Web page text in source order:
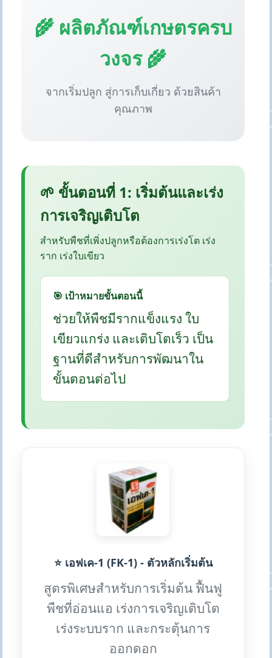
🌾 ผลิตภัณฑ์เกษตรครบ
วงจร 🌾
จากเริ่มปลูก สู่การเก็บเกี่ยว ด้วยสินค้า
คุณภาพ
🌱 ขั้นตอนที่ 1: เริ่มต้นและเร่ง
การเจริญเติบโต
สำหรับพืชที่เพิ่งปลูกหรือต้องการเร่งโต เร่ง
ราก เร่งใบเขียว
🎯 เป้าหมายขั้นตอนนี้
ช่วยให้พืชมีรากแข็งแรง ใบ
เขียวแกร่ง และเติบโตเร็ว เป็น
ฐานที่ดีสำหรับการพัฒนาใน
ขั้นตอนต่อไป
⭐ เอฟเค-1 (FK-1) - ตัวหลักเริ่มต้น
สูตรพิเศษสำหรับการเริ่มต้น ฟื้นฟู
พืชที่อ่อนแอ เร่งการเจริญเติบโต
เร่งระบบราก และกระตุ้นการ
ออกดอก